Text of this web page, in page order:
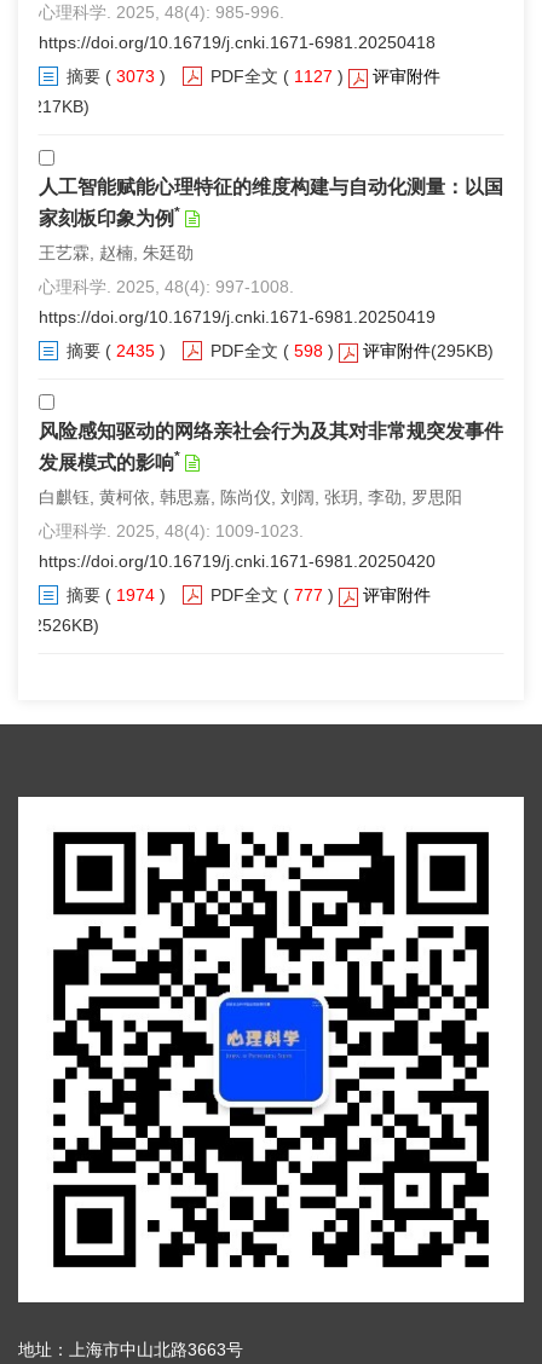
心理科学. 2025, 48(4): 985-996.
https://doi.org/10.16719/j.cnki.1671-6981.20250418
摘要 ( 3073 ) PDF全文 ( 1127 )
评审附件
(217KB)
人工智能赋能心理特征的维度构建与自动化测量：以国
家刻板印象为例 *
王艺霖, 赵楠, 朱廷劭
心理科学. 2025, 48(4): 997-1008.
https://doi.org/10.16719/j.cnki.1671-6981.20250419
摘要 ( 2435 ) PDF全文 ( 598 ) 评审附件(295KB)
风险感知驱动的网络亲社会行为及其对非常规突发事件
发展模式的影响*
白麒钰, 黄柯依, 韩思嘉, 陈尚仪, 刘阔, 张玥, 李劭, 罗思阳
心理科学. 2025, 48(4): 1009-1023.
https://doi.org/10.16719/j.cnki.1671-6981.20250420
摘要 ( 1974 ) PDF全文 ( 777 )
评审附件
(2526KB)
地址：上海市中山北路3663号